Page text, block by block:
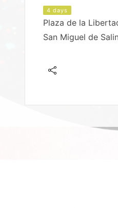
4 days
Plaza de la
San Miguel de